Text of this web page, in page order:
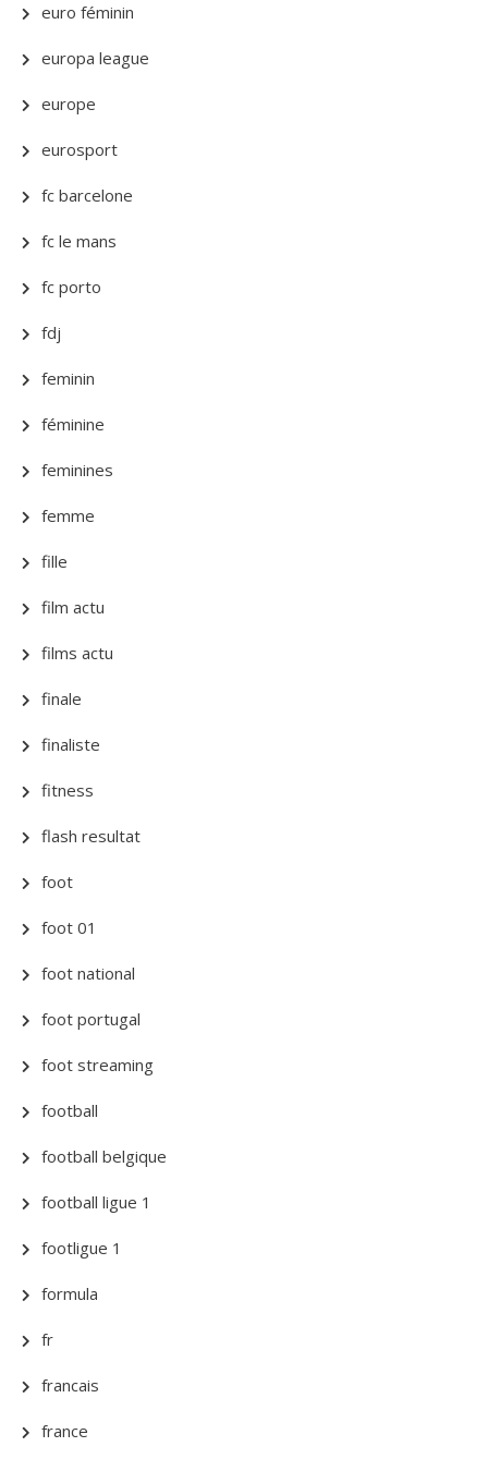
euro féminin
europa league
europe
eurosport
fc barcelone
fc le mans
fc porto
fdj
feminin
féminine
feminines
femme
fille
film actu
films actu
finale
finaliste
fitness
flash resultat
foot
foot 01
foot national
foot portugal
foot streaming
football
football belgique
football ligue 1
footligue 1
formula
fr
francais
france